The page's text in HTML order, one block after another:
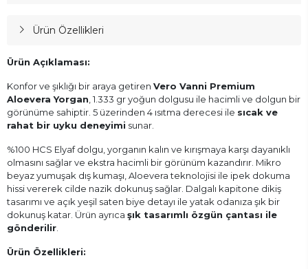
Ürün Özellikleri
Ürün Açıklaması:
Konfor ve şıklığı bir araya getiren Vero Vanni Premium
Aloevera Yorgan , 1.333 gr yoğun dolgusu ile hacimli ve dolgun bir
görünüme sahiptir. 5 üzerinden 4 ısıtma derecesi ile sıcak ve
rahat bir uyku deneyimi sunar.
%100 HCS Elyaf dolgu, yorganın kalın ve kırışmaya karşı dayanıklı
olmasını sağlar ve ekstra hacimli bir görünüm kazandırır. Mikro
beyaz yumuşak dış kumaşı, Aloevera teknolojisi ile ipek dokuma
hissi vererek cilde nazik dokunuş sağlar. Dalgalı kapitone dikiş
tasarımı ve açık yeşil saten biye detayı ile yatak odanıza şık bir
dokunuş katar. Ürün ayrıca şık tasarımlı özgün çantası ile
gönderilir
Ürün Özellikleri: